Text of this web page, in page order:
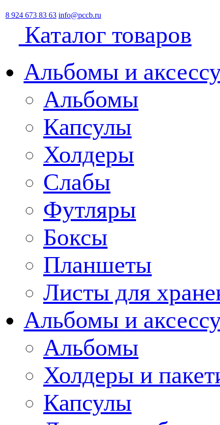
8 924 673 83 63 info@pccb.ru
Каталог товаров
Альбомы и
Альбомы
Капсулы
Холдеры
Слабы
Футляры
Боксы
Планшеты
Листы для
Альбомы и
Альбомы
Холдеры и
Капсулы